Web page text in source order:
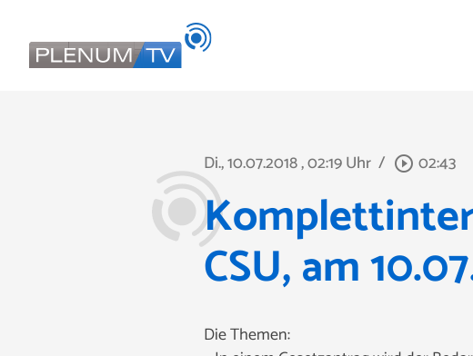
Di., 10.07.2018, 02:19 Uhr / play_circle_outline 02:43
CSU, am
Die Themen: